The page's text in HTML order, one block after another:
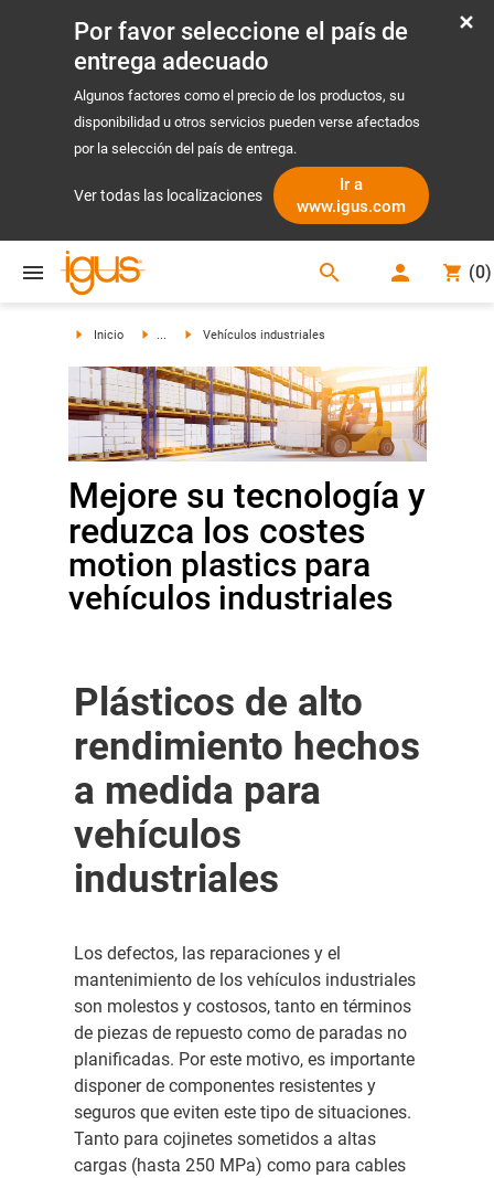
Por favor seleccione el país de
entrega adecuado
Algunos factores como el precio de los productos, su
disponibilidad u otros servicios pueden verse afectados
por la selección del país de entrega.
Ver todas las localizaciones
Ir a
www.igus.com
search (0)
Inicio ... Vehículos industriales
Mejore su tecnología y
reduzca los costes
motion plastics para
vehículos industriales
Plásticos de alto
rendimiento hechos
a medida para
vehículos
industriales
Los defectos, las reparaciones y el
mantenimiento de los vehículos industriales
son molestos y costosos, tanto en términos
de piezas de repuesto como de paradas no
planificadas. Por este motivo, es importante
disponer de componentes resistentes y
seguros que eviten este tipo de situaciones.
Tanto para cojinetes sometidos a altas
cargas (hasta 250 MPa) como para cables